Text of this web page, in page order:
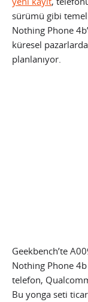
sürümü gibi
Nothing Phone
küresel
planlanıyor.
Geekbench’te
Nothing Phone
telefon,
Bu yonga seti